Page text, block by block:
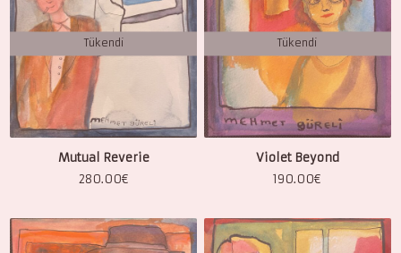
Tükendi
Mutual Reverie
280.00€
Tükendi
Violet Beyond
190.00€